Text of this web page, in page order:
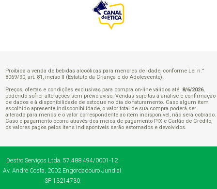
Proibida a venda de bebidas alcoólicas para menores de idade, conforme Lei n.°
8069/90, art. 81, inciso II (Estatuto da Criança e do Adolescente).
Preços, ofertas e condições exclusivas para compra on-line válidos até: 8/6/2026,
podendo sofrer alterações sem prévio aviso. Vendas sujeitas à análise e confirmação
de dados e à disponibilidade de estoque no dia do faturamento. Caso algum item
escolhido apresente indisponibilidade, o valor total de sua compra poderá ser
alterado para menos e o valor correspondente ao item indisponível, não será cobrado.
Caso o pagamento ocorra através dos meios de pagamento PIX e Cartão de Crédito,
os valores pagos pelos itens indisponíveis serão estornados e devolvidos.
Destro Serviços Ltda. 57.488.494/0001-12
Av. André Costa, 2002 Engordadouro Jundiaí
SP 13214730